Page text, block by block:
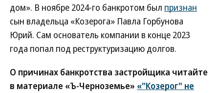
дом». В ноябре 2024-го банкротом был признан
сын владельца «Козерога» Павла Горбунова
Юрий. Сам основатель компании в конце 2023
года попал под реструктуризацию долгов.
О причинах банкротства застройщика читайте
в материале «Ъ-Черноземье» «"Козерог" не